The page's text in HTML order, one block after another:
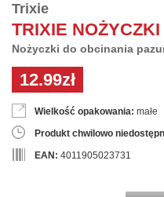
Trixie
TRIXIE
Nożyczki do obcinania
12.99zł
Wielkość opakowania: małe
Produkt chwilowo
EAN: 4011905023731